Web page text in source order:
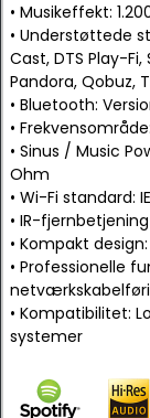
• Musikeffekt:
• Understøttede
Cast, DTS Play-
Pandora, Qobuz,
• Bluetooth:
•
• Sinus / Music
Ohm
• Wi-Fi standard:
• IR-fjernbetjening
• Kompakt
• Professionelle
• Kompatibilitet:
systemer